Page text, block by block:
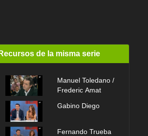
Recursos de la misma serie
Manuel Toledano /
Frederic Amat
Gabino Diego
Fernando Trueba